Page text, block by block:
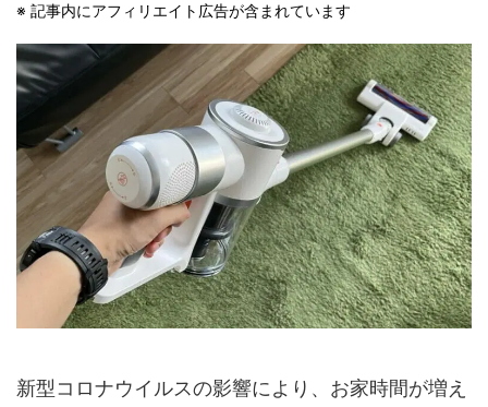
※ 記事内にアフィリエイト広告が含まれています
新型コロナウイルスの影響により、お家時間が増え